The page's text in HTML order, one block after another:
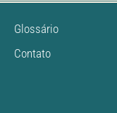
Glossário
Contato